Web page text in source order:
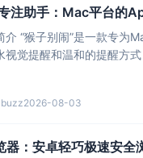
注助手：Mac平台的
猴子别闹”是一款专为Mac用户设计的专注
提醒和温和的提醒方式，让用户觉察分
2026-08-03
器：安卓轻巧极速安全